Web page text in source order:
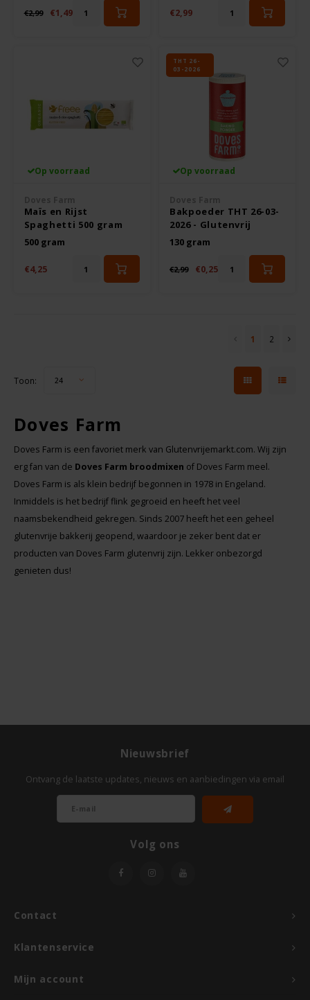
€2,99 €1,49 €2,99
Op voorraad
Maïs en Rijst
Spaghetti 500 gram
Biologisch - Glutenvrij
500 gram
€4,25
THT 26-
03-2026
Op voorraad
Bakpoeder THT 26-03-
2026 - Glutenvrij
130 gram
€2,99 €0,25
1 2
Toon: 24
Doves Farm
Doves Farm is een favoriet merk van Glutenvrijemarkt.com. Wij zijn
erg fan van de Doves Farm broodmixen of Doves Farm meel.
Doves Farm is als klein bedrijf begonnen in 1978 in Engeland.
Inmiddels is het bedrijf flink gegroeid en heeft het veel
naamsbekendheid gekregen. Sinds 2007 heeft het een geheel
glutenvrije bakkerij geopend, waardoor je zeker bent dat er
producten van Doves Farm glutenvrij zijn. Lekker onbezorgd
genieten dus!
Contact
Nieuwsbrief
Ontvang de laatste updates, nieuws en aanbiedingen via email
Volg ons
Klantenservice
Mijn account